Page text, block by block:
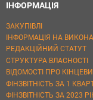
ІНФОРМАЦІЯ
ЗАКУПІВЛІ
ІНФОРМАЦІЯ НА
РЕДАКЦІЙНИЙ СТАТУТ
СТРУКТУРА ВЛАСНОСТІ
ВІДОМОСТІ ПРО
ФІНЗВІТНІСТЬ ЗА 1
ФІНЗВІТНІСТЬ ЗА 2023